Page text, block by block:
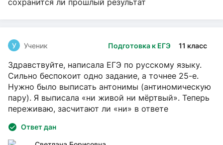
сохранится ли прошлый результат
Подготовка к ЕГЭ 11 класс
У Ученик
Здравствуйте, написала ЕГЭ по русскому языку.
Сильно беспокоит одно задание, а точнее 25-е.
Нужно было выписать антонимы (антиномическую
пару). Я выписала «ни живой ни мёртвый». Теперь
переживаю, засчитают ли «ни» в ответе
Ответ дан